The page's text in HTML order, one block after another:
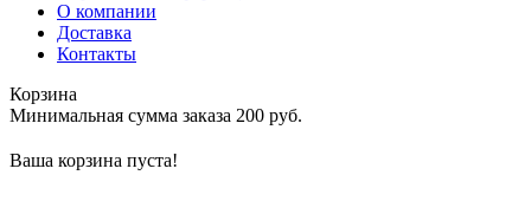
О компании
Доставка
Контакты
Корзина
Минимальная сумма заказа 200 руб.
Ваша корзина пуста!